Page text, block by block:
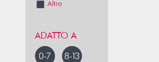
Altro
ADATTO A